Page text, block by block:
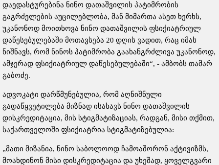
დაედასტურებინა ნინო დათაშვილის პატიმრობის
გაგრძელების აუცილებლობა, მან მიმართა ასეთ ხერხს,
უკანონოდ მოითხოვა ნინო დათაშვილის ფსიქიატრიულ
დაწესებულებაში მოთავსება 20 დღის ვადით, რაც იმას
ნიშნავს, რომ ნინოს პატიმრობა გაახანგრძლივა უკანონოდ,
ამჯერად ფსიქიატრიულ დაწესებულებაში“, - ამბობს თამარ
გაბოძე.
ადვოკატი დარწმუნებულია, რომ აღნიშნული
გადაწყვეტილება მიზნად ისახავს ნინო დათაშვილის
დისკრედიტაცია, მის სტიგმატიზაციას, რადგან, მისი თქმით,
საქართველოში ფსიქიატრია სტიგმატიზებულია:
„მათი მიზანია, ნინო საბოლოოდ ჩამოაშორონ აქტივიზმს,
მოახდინონ მისი დისკრედიტაცია და უხეშად, ყოველგვარი